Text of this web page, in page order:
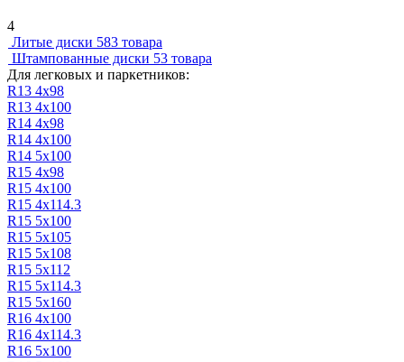
4
Литые диски 583 товара
Штампованные диски 53 товара
Для легковых и паркетников:
R13 4х98
R13 4х100
R14 4х98
R14 4х100
R14 5х100
R15 4х98
R15 4х100
R15 4х114.3
R15 5х100
R15 5x105
R15 5х108
R15 5х112
R15 5х114.3
R15 5х160
R16 4х100
R16 4х114.3
R16 5х100